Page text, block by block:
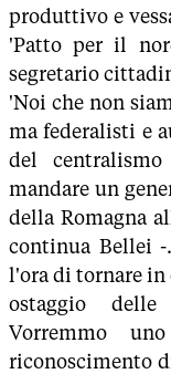
produttivo e
'Patto per il
segretario
'Noi che non
ma federalisti e
del
mandare un
della Romagna
continua Bellei
l'ora di tornare
ostaggio
Vorremmo
riconoscimento